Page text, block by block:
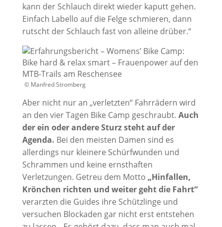
kann der Schlauch direkt wieder kaputt gehen.
Einfach Labello auf die Felge schmieren, dann
rutscht der Schlauch fast von alleine drüber.“
© Manfred Stromberg
Aber nicht nur an „verletzten“ Fahrrädern wird
an den vier Tagen Bike Camp geschraubt. Auch
der ein oder andere Sturz steht auf der
Agenda. Bei den meisten Damen sind es
allerdings nur kleinere Schürfwunden und
Schrammen und keine ernsthaften
Verletzungen. Getreu dem Motto „Hinfallen,
Krönchen richten und weiter geht die Fahrt“
verarzten die Guides ihre Schützlinge und
versuchen Blockaden gar nicht erst entstehen